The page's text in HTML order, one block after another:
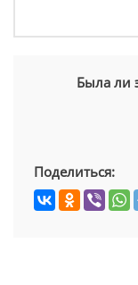
Была ли
Поделиться: